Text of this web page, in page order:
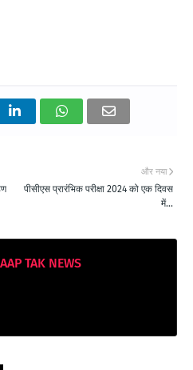
और नया
पीसीएस प्रारंभिक परीक्षा 2024 को एक दिवस
में...
AAP TAK NEWS